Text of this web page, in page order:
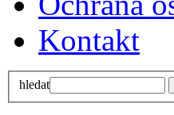
Kontakt
hledat